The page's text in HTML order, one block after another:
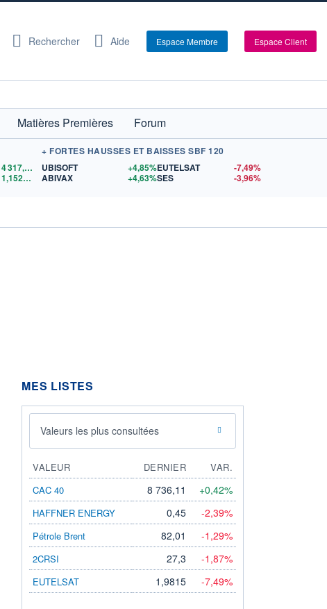
Rechercher Aide Espace Membre Espace Client
Matières Premières
Forum
4 317,52
$US
1,1526$US
+ FORTES HAUSSES ET BAISSES SBF 120
UBISOFT
+4,85%
ABIVAX
+4,63%
EUTELSAT
-7,49%
SES
-3,96%
MES LISTES
Valeurs les plus consultées
VALEUR DERNIER
VAR.
CAC 40
8 736,11 +0,42%
HAFFNER ENERGY 0,45 -2,39%
Pétrole Brent 82,01 -1,29%
2CRSI 27,3 -1,87%
EUTELSAT 1,9815 -7,49%